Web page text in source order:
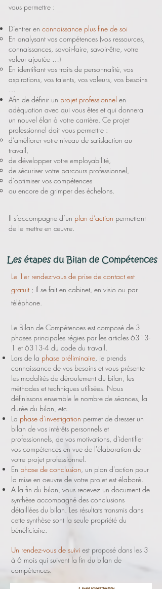
vous permettre :
D’entrer en connaissance plus fine de soi
En analysant vos compétences (vos ressources,
connaissances, savoir-faire, savoir-être, votre
valeur ajoutée …)
En identifiant vos traits de personnalité, vos
aspirations, vos talents, vos valeurs, vos besoins
Afin de définir un projet professionnel en
adéquation avec qui vous êtes et qui donnera
un nouvel élan à votre carrière. Ce projet
professionnel doit vous permettre :
d’améliorer votre niveau de satisfaction au
travail,
de développer votre employabilité,
de sécuriser votre parcours professionnel,
d'optimiser vos compétences
ou encore de grimper des échelons.
Il s’accompagne d’un plan d’action permettant
de le mettre en œuvre.
Le 1er rendez-vous de prise de contact est
gratuit ; Il se fait en cabinet, en visio ou par
téléphone.
Le Bilan de Compétences est composé de 3
phases principales régies par les articles 6313-
1 et 6313-4 du code du travail.
Lors de la phase préliminaire , je prends
connaissance de vos besoins et vous présente
les modalités de déroulement du bilan, les
méthodes et techniques utilisées. Nous
définissons ensemble le nombre de séances, la
durée du bilan, etc.
La phase d'investigation permet de dresser un
bilan de vos intérêts personnels et
professionnels, de vos motivations, d'identifier
vos compétences en vue de l'élaboration de
votre projet professionnel.
En phase de conclusion , un plan d'action pour
la mise en oeuvre de votre projet est élaboré.
A la fin du bilan, vous recevez un document de
synthèse accompagné des conclusions
détaillées du bilan. Les résultats transmis dans
cette synthèse sont la seule propriété du
bénéficiaire.
Un rendez-vous de suivi est proposé dans les 3
à 6 mois qui suivent la fin du bilan de
compétences.